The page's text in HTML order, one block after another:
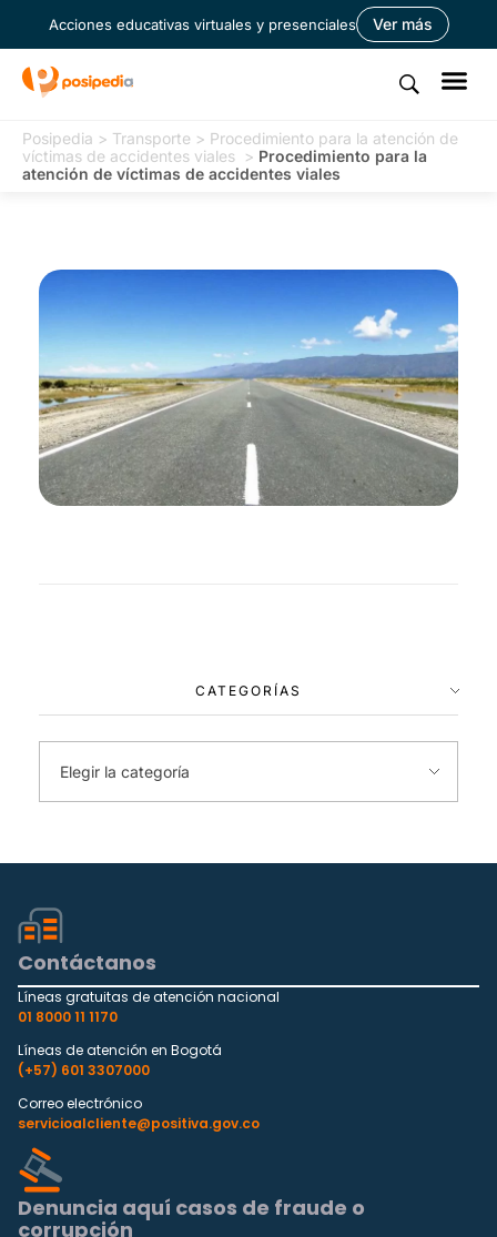
Acciones educativas virtuales y presenciales Ver más
Posipedia > Transporte > Procedimiento para la atención de
víctimas de accidentes viales > Procedimiento para la
atención de víctimas de accidentes viales
CATEGORÍAS
Contáctanos
Líneas gratuitas de atención nacional
01 8000 11 1170
Líneas de atención en Bogotá
(+57) 601 3307000
Correo electrónico
servicioalcliente@positiva.gov.co
Denuncia aquí casos de fraude o
corrupción